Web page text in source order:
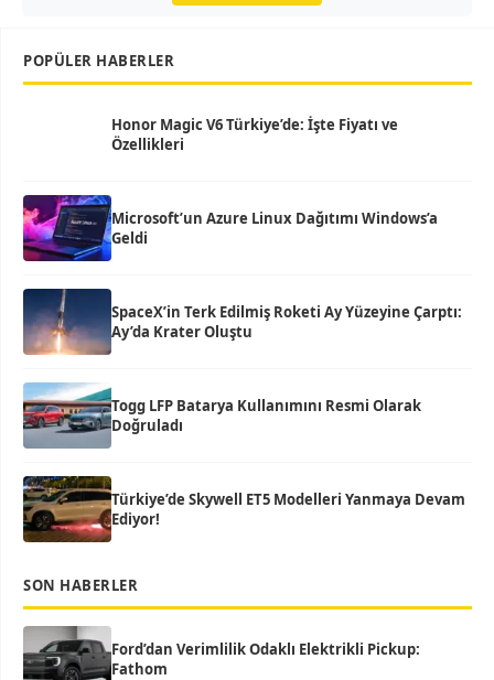
POPÜLER HABERLER
Honor Magic V6 Türkiye’de: İşte Fiyatı ve
Özellikleri
Microsoft’un Azure Linux Dağıtımı Windows’a
Geldi
SpaceX’in Terk Edilmiş Roketi Ay Yüzeyine Çarptı:
Ay’da Krater Oluştu
Togg LFP Batarya Kullanımını Resmi Olarak
Doğruladı
Türkiye’de Skywell ET5 Modelleri Yanmaya Devam
Ediyor!
SON HABERLER
Ford’dan Verimlilik Odaklı Elektrikli Pickup:
Fathom